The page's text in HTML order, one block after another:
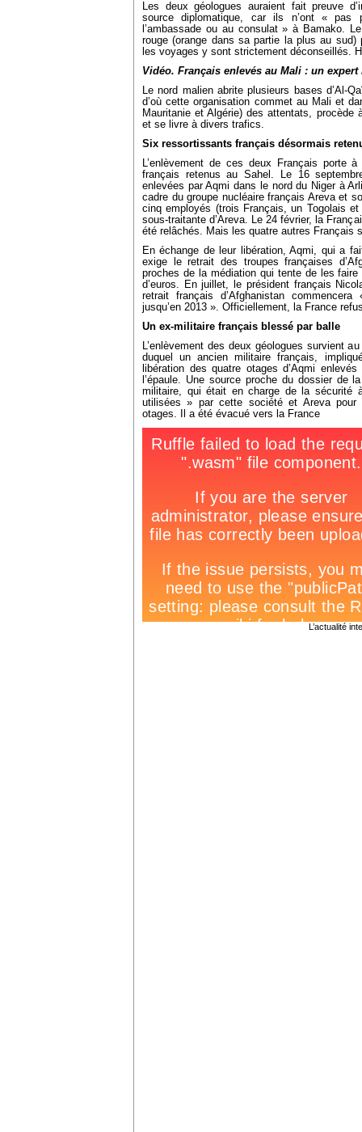
Les deux géologues auraient fait preuve
source diplomatique, car ils n’ont «
l’ambassade ou au consulat » à Bamako.
rouge (orange dans sa partie la plus au
les voyages y sont strictement déconseillés.
Vidéo. Français enlevés au Mali : un
Le nord malien abrite plusieurs bases d’Al-
d’où cette organisation commet au Mali et
Mauritanie et Algérie) des attentats, procède
et se livre à divers trafics.
Six ressortissants français désormais
L’enlèvement de ces deux Français porte
français retenus au Sahel. Le 16
enlevées par Aqmi dans le nord du Niger à
cadre du groupe nucléaire français Areva et
cinq employés (trois Français, un Togolais
sous-traitante d’Areva. Le 24 février, la
été relâchés. Mais les quatre autres Français
En échange de leur libération, Aqmi, qui a
exige le retrait des troupes françaises
proches de la médiation qui tente de les
d’euros. En juillet, le président français
retrait français d’Afghanistan
jusqu’en 2013 ». Officiellement, la France
Un ex-militaire français blessé par balle
L’enlèvement des deux géologues survient
duquel un ancien militaire français,
libération des quatre otages d’Aqmi
l’épaule. Une source proche du dossier de
militaire, qui était en charge de la sécurité
utilisées » par cette société et Areva pour
otages. Il a été évacué vers la France
L’actualité